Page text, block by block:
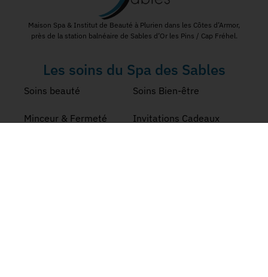
Maison Spa & Institut de Beauté à Plurien dans les Côtes d’Armor,
près de la station balnéaire de Sables d’Or les Pins / Cap Fréhel.
Les soins du Spa des Sables
Soins beauté Soins Bien-être
Minceur & Fermeté Invitations Cadeaux